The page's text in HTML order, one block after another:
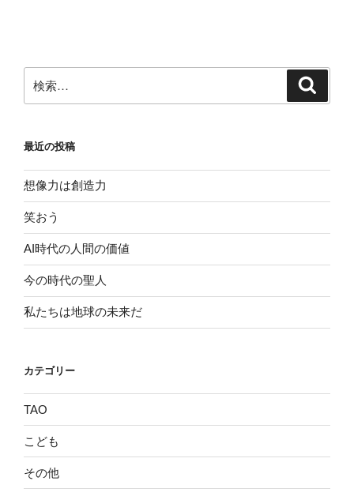
ン
索:
最近の投稿
想像力は創造力
笑おう
AI時代の人間の価値
今の時代の聖人
私たちは地球の未来だ
カテゴリー
TAO
こども
その他